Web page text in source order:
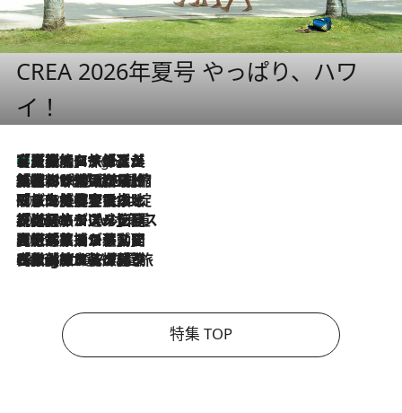
CREA 2026年夏号 やっぱり、ハワ
イ！
9 Hours Ago
【厳選旅コスメ】「多機能アイテムがメイン！」旅好き美容エディターが選んだ夏旅ベストコスメを発表【Mサイズジップ】
2026.8.6
「荷物が増えるほど旅ストレスは増す」美容ジャーナリストがたどり着いた最終結論。“化粧品を劇的に減らす”感動の凝縮美容とは
2026.8.6
「旅先には金髪ウィッグを持参」日本と同じメイクでは損してる!? 美容ジャーナリストが提案する“掟破りの旅美容”とは
2026.8.6
【厳選旅コスメ】「身軽さ＆UV対策重視！」ヘアアーティストshucoが選んだ夏旅ベストコスメを発表【Mサイズジップ】
2026.8.5
【厳選旅コスメ】国内をあちこち移動する河井菜摘が選んだ夏旅ベストコスメ発表！「リラックスアイテムはマスト」【Mサイズジップ】
2026.8.4
【厳選旅コスメ】「紫外線＆乾燥対策しながらメイク感も！」ヘア＆メイクGeorgeが選んだ夏旅ベストコスメを発表！【Mサイズジップ】
特集 TOP